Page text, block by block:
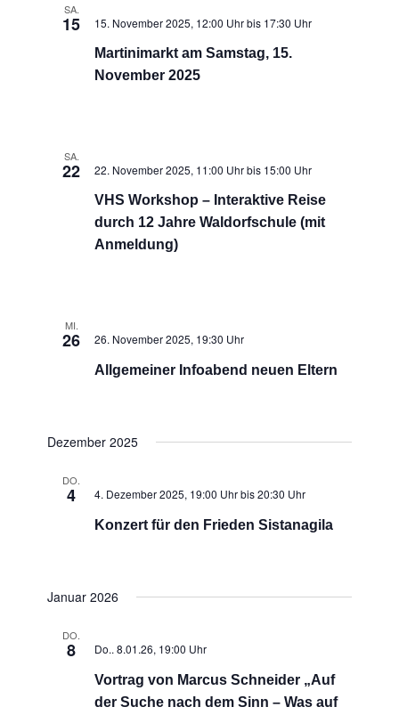
SA.
15 15. November 2025, 12:00 Uhrbis 17:30 Uhr
Martinimarkt am Samstag, 15.
November 2025
SA.
22 22. November 2025, 11:00 Uhrbis 15:00 Uhr
VHS Workshop – Interaktive Reise
durch 12 Jahre Waldorfschule (mit
Anmeldung)
MI.
26 26. November 2025, 19:30 Uhr
Allgemeiner Infoabend neuen Eltern
Dezember 2025
DO.
4 4. Dezember 2025, 19:00 Uhrbis20:30 Uhr
Konzert für den Frieden Sistanagila
Januar 2026
DO.
8 Do.. 8.01.26, 19:00 Uhr
Vortrag von Marcus Schneider „Auf
der Suche nach dem Sinn – Was auf